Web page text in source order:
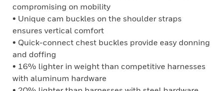
compromising on mobility
• Unique cam buckles on the shoulder straps
ensures vertical comfort
• Quick-connect chest buckles provide easy donning
and doffing
• 16% lighter in weight than competitive harnesses
with aluminum hardware